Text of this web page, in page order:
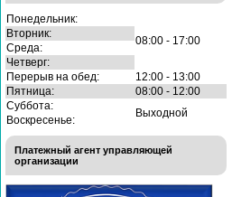
Понедельник:
08:00 - 17:00
Вторник:
Среда:
Четверг:
Перерыв на обед:
12:00 - 13:00
Пятница:
08:00 - 12:00
Суббота:
Выходной
Воскресенье:
Платежный агент управляющей
организации